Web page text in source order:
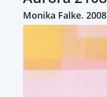
Monika Falke. 2008